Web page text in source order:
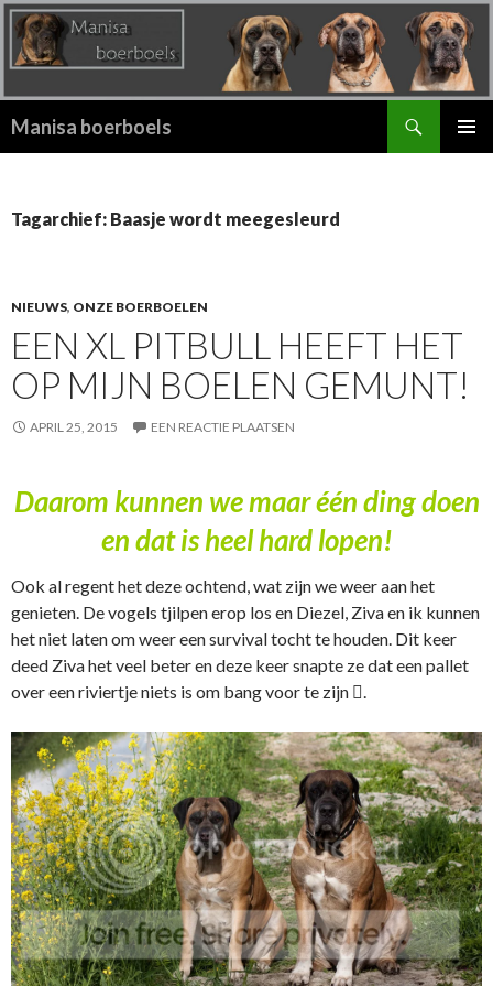
Manisa boerboels
Tagarchief: Baasje wordt meegesleurd
NIEUWS, ONZE BOERBOELEN
EEN XL PITBULL HEEFT HET
OP MIJN BOELEN GEMUNT!
APRIL 25, 2015 EEN REACTIE PLAATSEN
Daarom kunnen we maar één ding doen
en dat is heel hard lopen!
Ook al regent het deze ochtend, wat zijn we weer aan het
genieten. De vogels tjilpen erop los en Diezel, Ziva en ik kunnen
het niet laten om weer een survival tocht te houden. Dit keer
deed Ziva het veel beter en deze keer snapte ze dat een pallet
over een riviertje niets is om bang voor te zijn .